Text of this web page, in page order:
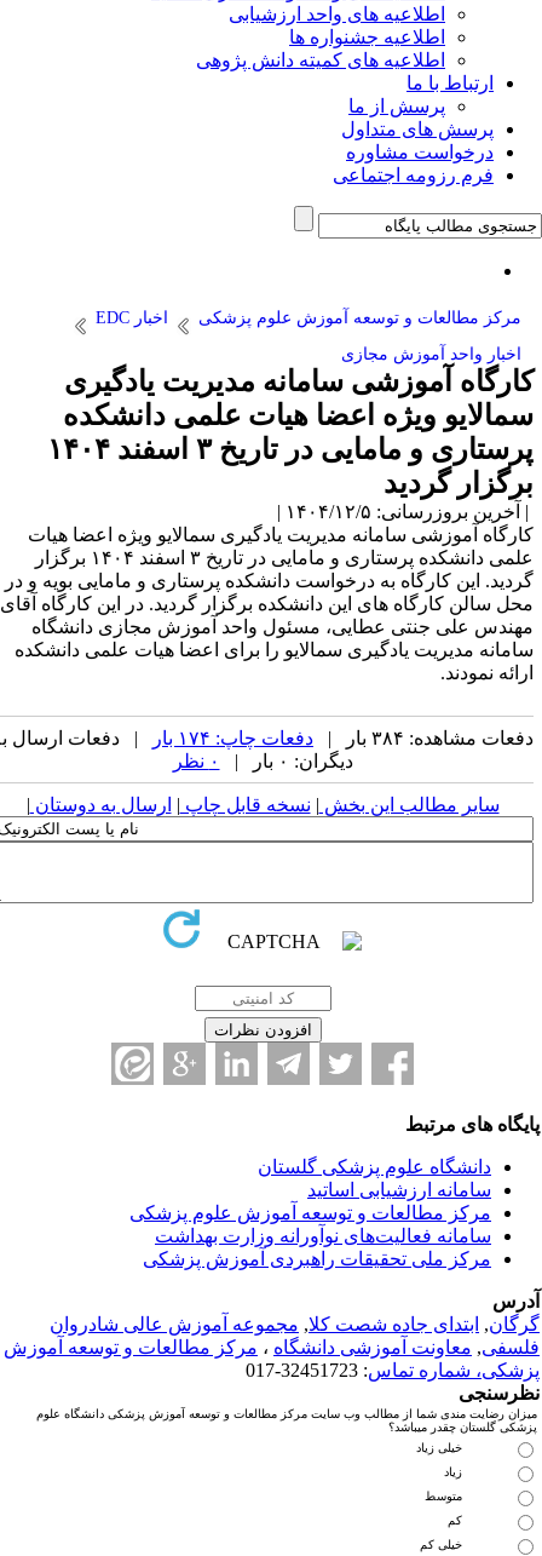
اطلاعیه های واحد ارزشیابی
اطلاعیه جشنواره ها
اطلاعیه های کمیته دانش پژوهی
ارتباط با ما
پرسش از ما
پرسش های متداول
درخواست مشاوره
فرم رزومه اجتماعی
مرکز مطالعات و توسعه آموزش علوم پزشکی
اخبار EDC
اخبار واحد آموزش مجازی
کارگاه آموزشی سامانه مدیریت یادگیری
سمالایو ویژه اعضا هیات علمی دانشکده
پرستاری و مامایی در تاریخ ۳ اسفند ۱۴۰۴
برگزار گردید
| آخرین بروزرسانی: ۱۴۰۴/۱۲/۵ |
کارگاه آموزشی سامانه مدیریت یادگیری سمالایو ویژه اعضا هیات
علمی دانشکده پرستاری و مامایی در تاریخ ۳ اسفند ۱۴۰۴ برگزار
گردید. این کارگاه به درخواست دانشکده پرستاری و مامایی بویه و در
محل سالن کارگاه های این دانشکده برگزار گردید. در این کارگاه آقای
مهندس علی جنتی عطایی، مسئول واحد آموزش مجازی دانشگاه
سامانه مدیریت یادگیری سمالایو را برای اعضا هیات علمی دانشکده
ارائه نمودند.
دفعات مشاهده: ۳۸۴ بار | دفعات چاپ: ۱۷۴ بار
| دفعات ارسال
دیگران: ۰ بار |
۰ نظر
سایر مطالب این بخش | نسخه قابل چاپ | ارسال به دوستان
های مرتبط
دانشگاه علوم پزشکی گلستان
سامانه ارزشیابی اساتید
مرکز مطالعات و توسعه آموزش علوم پزشکی
سامانه فعالیت‌های نوآورانه وزارت بهداشت
مرکز ملی تحقیقات راهبردی آموزش پزشکی
, ابتدای جاده شصت کلا, مجموعه آموزش عالی شادروان
, معاونت آموزشی دانشگاه، مرکز مطالعات و توسعه آموزش
شماره تماس : 32451723-017
میزان رضایت مندی شما از مطالب وب سایت مرکز مطالعات و توسعه آموزش پزشکی دانشگاه علوم
پزشکی گلستان چقدر میباشد؟
خیلی زیاد
زیاد
متوسط
کم
خیلی کم